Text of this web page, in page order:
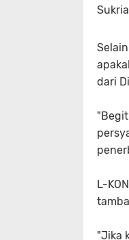
dari
L-
"Jika